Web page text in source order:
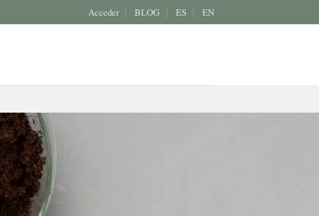
Acceder BLOG ES EN